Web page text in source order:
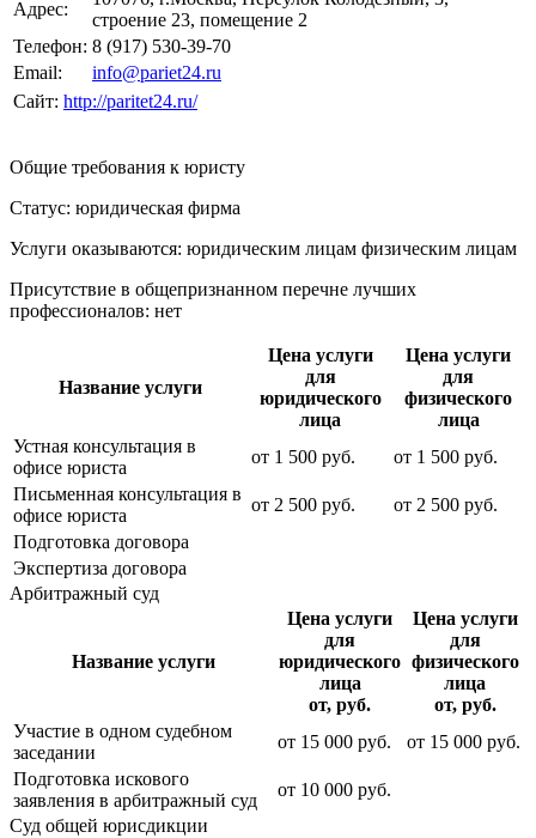
Адрес:
строение 23, помещение 2
Телефон: 8 (917) 530-39-70
Email:
info@pariet24.ru
Сайт: http://paritet24.ru/
Общие требования к юристу
Статус: юридическая фирма
Услуги оказываются: юридическим лицам физическим лицам
Присутствие в общепризнанном перечне лучших
профессионалов: нет
Название услуги
Цена услуги
для
юридического
лица
Цена услуги
для
физического
лица
Устная консультация в
офисе юриста
от 1 500 руб. от 1 500 руб.
Письменная консультация в
офисе юриста
от 2 500 руб. от 2 500 руб.
Подготовка договора
Экспертиза договора
Арбитражный суд
Название услуги
Цена услуги
для
юридического
лица
от, руб.
Цена услуги
для
физического
лица
от, руб.
Участие в одном судебном
заседании
от 15 000 руб. от 15 000 руб.
Подготовка искового
заявления в арбитражный суд
от 10 000 руб.
Суд общей юрисдикции